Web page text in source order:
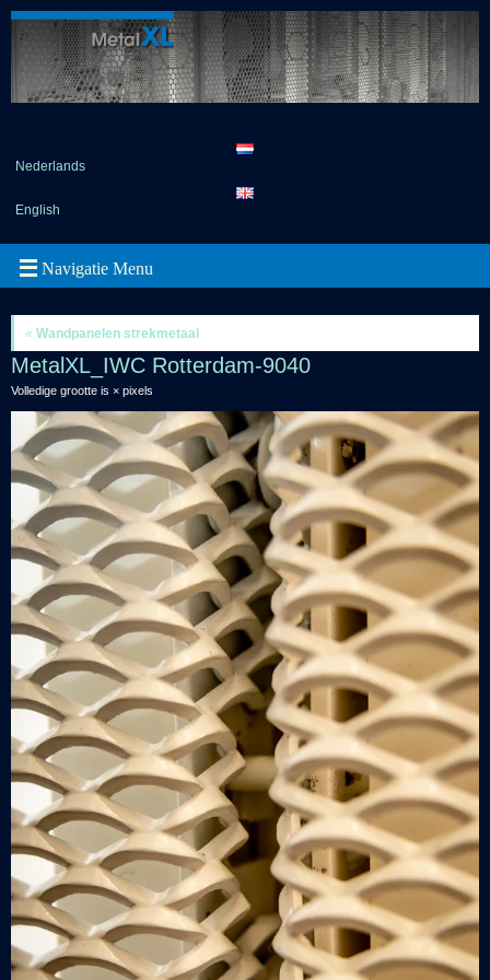
Nederlands
English
« Wandpanelen strekmetaal
MetalXL_IWC Rotterdam-9040
Volledige grootte is × pixels